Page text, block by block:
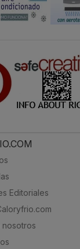
Editoriales
nosotros